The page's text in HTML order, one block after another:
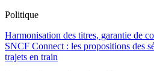
Politique
Harmonisation des titres, garantie de
SNCF Connect : les propositions des
trajets en train